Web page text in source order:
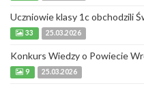
Uczniowie klasy 1c obchodzili
33 25.03.2026
Konkurs Wiedzy o Powiecie
9 25.03.2026